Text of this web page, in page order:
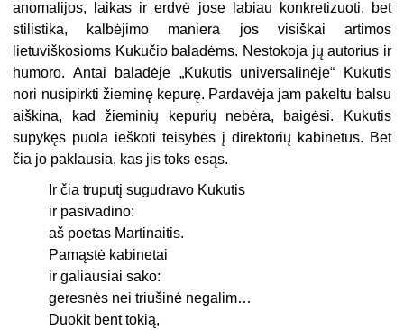
anomalijos, laikas ir erdvė jose labiau konkretizuoti, bet
stilistika, kalbėjimo maniera jos visiškai artimos
lietuviškosioms Kukučio baladėms. Nestokoja jų autorius ir
humoro. Antai baladėje „Kukutis universalinėje“ Kukutis
nori nusipirkti žieminę kepurę. Pardavėja jam pakeltu balsu
aiškina, kad žieminių kepurių nebėra, baigėsi. Kukutis
supykęs puola ieškoti teisybės į direktorių kabinetus. Bet
čia jo paklausia, kas jis toks esąs.
Ir čia truputį sugudravo Kukutis
ir pasivadino:
aš poetas Martinaitis.
Pamąstė kabinetai
ir galiausiai sako:
geresnės nei triušinė negalim…
Duokit bent tokią,